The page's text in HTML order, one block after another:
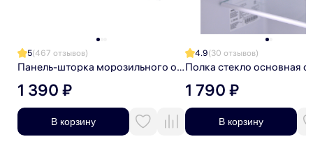
5(467 отзывов)
Панель-шторка морозильного отделения холодильника
1 390 ₽
В корзину
4.9(30 отзывов)
1 790 ₽
В корзину